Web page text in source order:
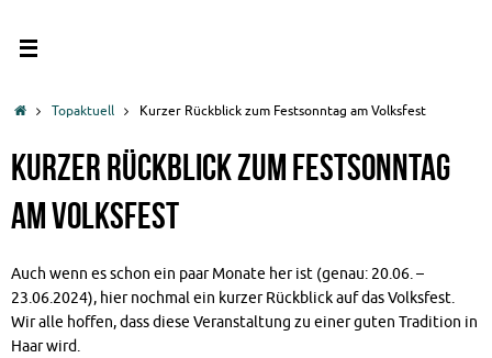
StartTopaktuell Kurzer Rückblick zum Festsonntag am Volksfest
Kurzer Rückblick zum Festsonntag
am Volksfest
Auch wenn es schon ein paar Monate her ist (genau: 20.06. –
23.06.2024), hier nochmal ein kurzer Rückblick auf das Volksfest.
Wir alle hoffen, dass diese Veranstaltung zu einer guten Tradition in
Haar wird.